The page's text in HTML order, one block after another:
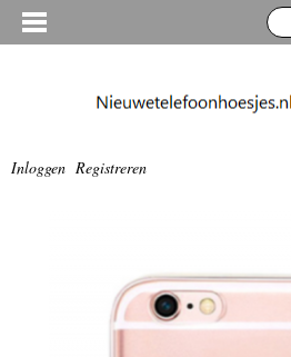
Inloggen Registreren